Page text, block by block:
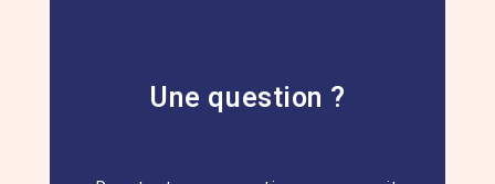
Une question ?